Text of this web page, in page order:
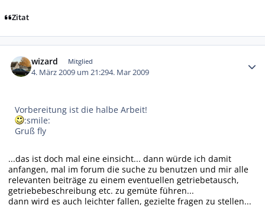
Zitat
wizard Mitglied
4. März 2009 um 21:294. Mar 2009
Vorbereitung ist die halbe Arbeit!
:smile:
Gruß fly
...das ist doch mal eine einsicht... dann würde ich damit
anfangen, mal im forum die suche zu benutzen und mir alle
relevanten beiträge zu einem eventuellen getriebetausch,
getriebebeschreibung etc. zu gemüte führen...
dann wird es auch leichter fallen, gezielte fragen zu stellen...